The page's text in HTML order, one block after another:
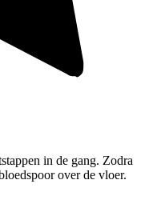
in de gang. Zodra
over de vloer.